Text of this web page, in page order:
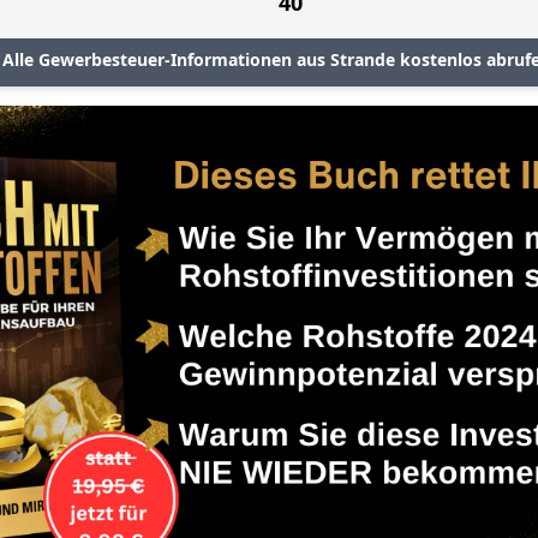
Alle Gewerbesteuer-Informationen aus Strande kostenlos